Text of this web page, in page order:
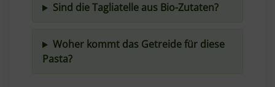
Sind die Tagliatelle aus Bio-Zutaten?
Woher kommt das Getreide für diese
Pasta?